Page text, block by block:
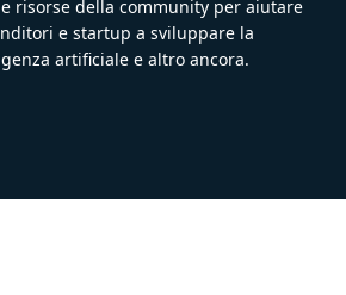
risorse della community per aiutare
e startup a sviluppare la
artificiale e altro ancora.